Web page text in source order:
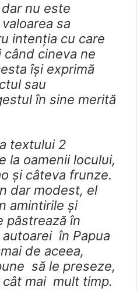
nu este
sa
intenția cu care
cineva ne
își exprimă
sau
în sine merită
textului 2
la oamenii locului,
și câteva frunze.
dar modest, el
amintirile și
păstrează în
în Papua
de aceea,
să le preseze,
mai mult timp.